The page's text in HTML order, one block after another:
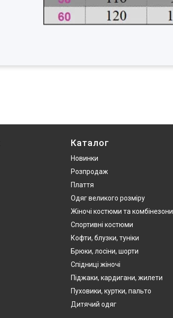
Каталог
Новинки
Розпродаж
Плаття
Одяг великого розміру
Жіночі костюми та комбінезони
Спортивні костюми
Кофти, блузки, туніки
Брюки, лосіни, шорти
Спідниці жіночі
Піджаки, кардигани, жилети
Пуховики, куртки, пальто
Дитячий одяг